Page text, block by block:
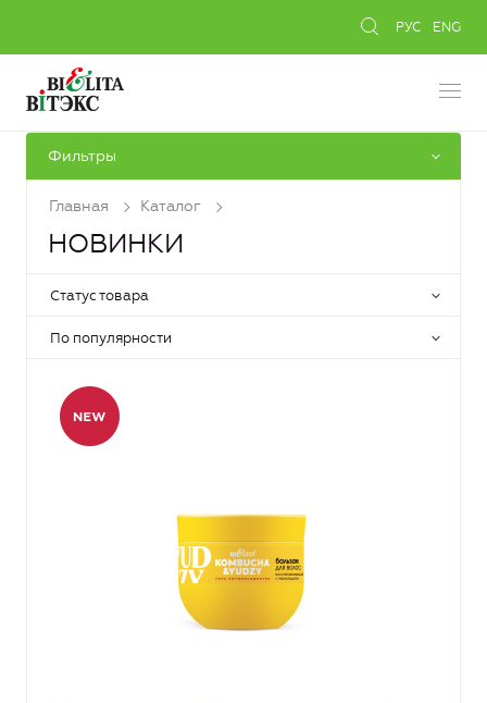
РУС ENG
Фильтры
Главная Каталог
НОВИНКИ
Статус товара
По популярности